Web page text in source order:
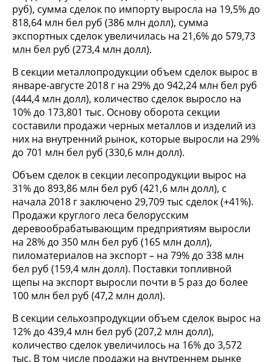
руб), сумма сделок по импорту выросла на 19,5% до
818,64 млн бел руб (386 млн долл), сумма
экспортных сделок увеличилась на 21,6% до 579,73
млн бел руб (273,4 млн долл).
В секции металлопродукции объем сделок вырос в
январе-августе 2018 г на 29% до 942,24 млн бел руб
(444,4 млн долл), количество сделок выросло на
10% до 173,801 тыс. Основу оборота секции
составили продажи черных металлов и изделий из
них на внутренний рынок, которые выросли на 29%
до 701 млн бел руб (330,6 млн долл).
Объем сделок в секции лесопродукции вырос на
31% до 893,86 млн бел руб (421,6 млн долл), с
начала 2018 г заключено 29,709 тыс сделок (+41%).
Продажи круглого леса белорусским
деревообрабатывающим предприятиям выросли
на 28% до 350 млн бел руб (165 млн долл),
пиломатериалов на экспорт – на 79% до 338 млн
бел руб (159,4 млн долл). Поставки топливной
щепы на экспорт выросли почти в 5 раз до более
100 млн бел руб (47,2 млн долл).
В секции сельхозпродукции объем сделок вырос на
12% до 439,4 млн бел руб (207,2 млн долл),
количество сделок увеличилось на 16% до 3,572
тыс. В том числе продажи на внутреннем рынке